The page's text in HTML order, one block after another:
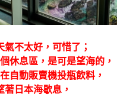
氣不太好，可惜了；
休息區，是可是望海的，
自動販賣機投瓶飲料，
著日本海歇息，